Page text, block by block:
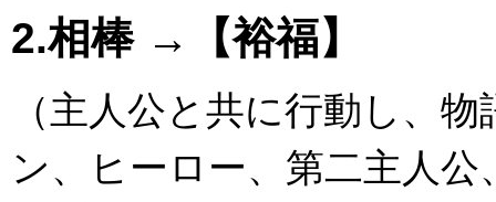
2.相棒 →【裕福】
（主人公と共に行動し、
ン、ヒーロー、第二主人